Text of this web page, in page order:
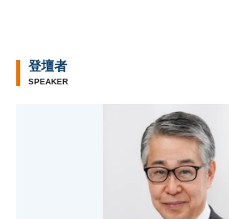
登壇者
SPEAKER